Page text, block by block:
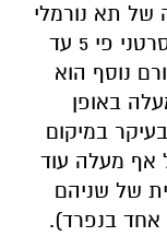
של תא נורמלי
לתא סרטני, וכך להתפתחות גידול סרטני פי 5 עד
נוסף הוא
באופן
במיקום
אף מעלה עוד
של שניהם
אחד בנפרד).